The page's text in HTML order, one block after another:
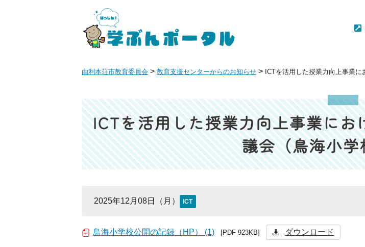
由利本荘市教育委員会 > 教育支援センターからのお知らせ > ICTを活用した授業力向上
ICTを活用した授業力向上
議会（鳥海小
2025年12月08日（月） ICT
鳥海小学校公開の記録（HP） (1) [PDF 923KB] ダウンロード